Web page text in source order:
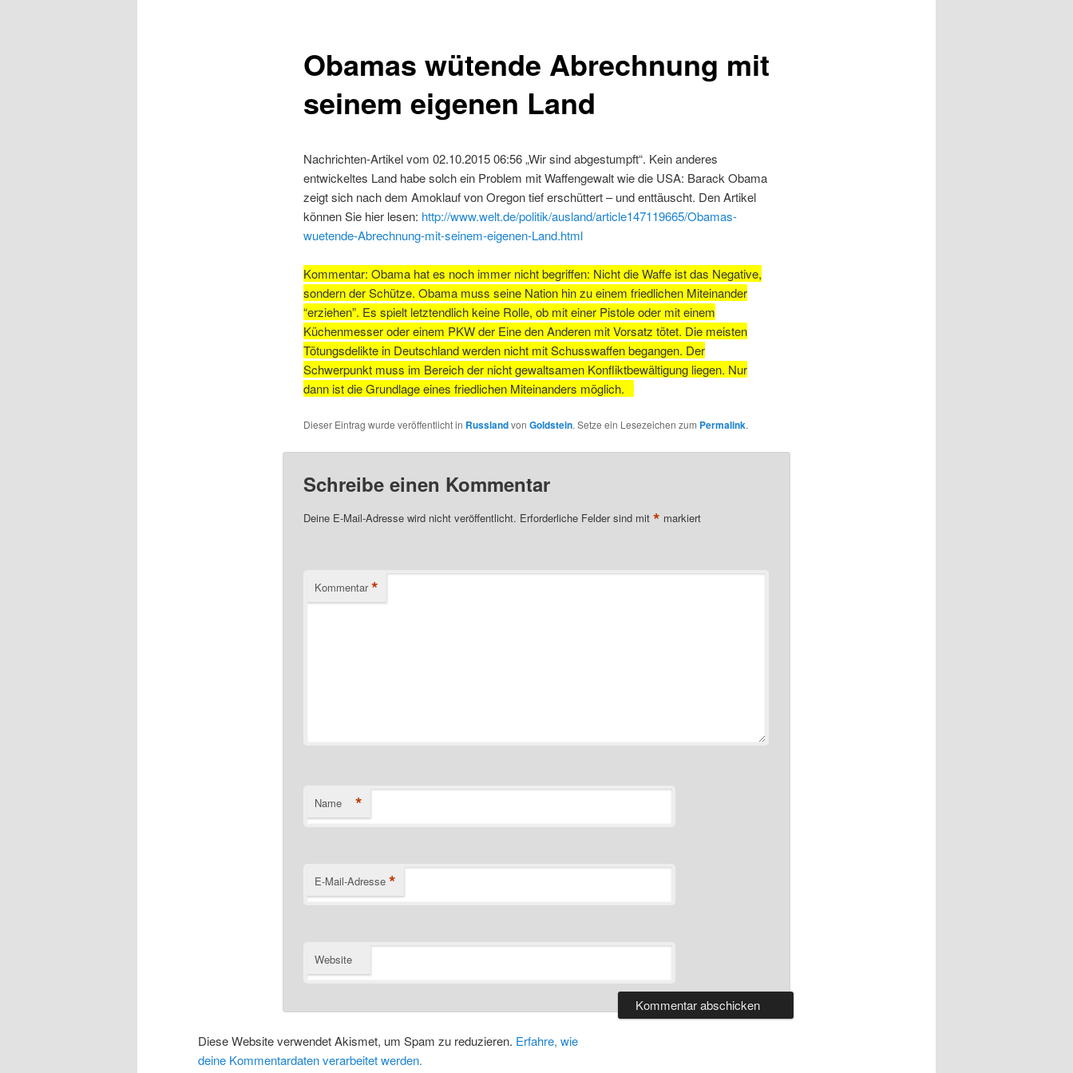
Obamas wütende Abrechnung mit
seinem eigenen Land
Nachrichten-Artikel vom 02.10.2015 06:56 „Wir sind abgestumpft“. Kein anderes
entwickeltes Land habe solch ein Problem mit Waffengewalt wie die USA: Barack Obama
zeigt sich nach dem Amoklauf von Oregon tief erschüttert – und enttäuscht. Den Artikel
können Sie hier lesen: http://www.welt.de/politik/ausland/article147119665/Obamas-
wuetende-Abrechnung-mit-seinem-eigenen-Land.html
Kommentar: Obama hat es noch immer nicht begriffen: Nicht die Waffe ist das Negative,
sondern der Schütze. Obama muss seine Nation hin zu einem friedlichen Miteinander
“erziehen”. Es spielt letztendlich keine Rolle, ob mit einer Pistole oder mit einem
Küchenmesser oder einem PKW der Eine den Anderen mit Vorsatz tötet. Die meisten
Tötungsdelikte in Deutschland werden nicht mit Schusswaffen begangen. Der
Schwerpunkt muss im Bereich der nicht gewaltsamen Konfliktbewältigung liegen. Nur
dann ist die Grundlage eines friedlichen Miteinanders möglich.
Dieser Eintrag wurde veröffentlicht in Russlandvon Goldstein. Setze ein Lesezeichen zum Permalink.
Schreibe einen Kommentar
Deine E-Mail-Adresse wird nicht veröffentlicht. Erforderliche Felder sind mit * markiert
Kommentar *
Name *
E-Mail-Adresse *
Website
Diese Website verwendet Akismet, um Spam zu reduzieren. Erfahre, wie
deine Kommentardaten verarbeitet werden.